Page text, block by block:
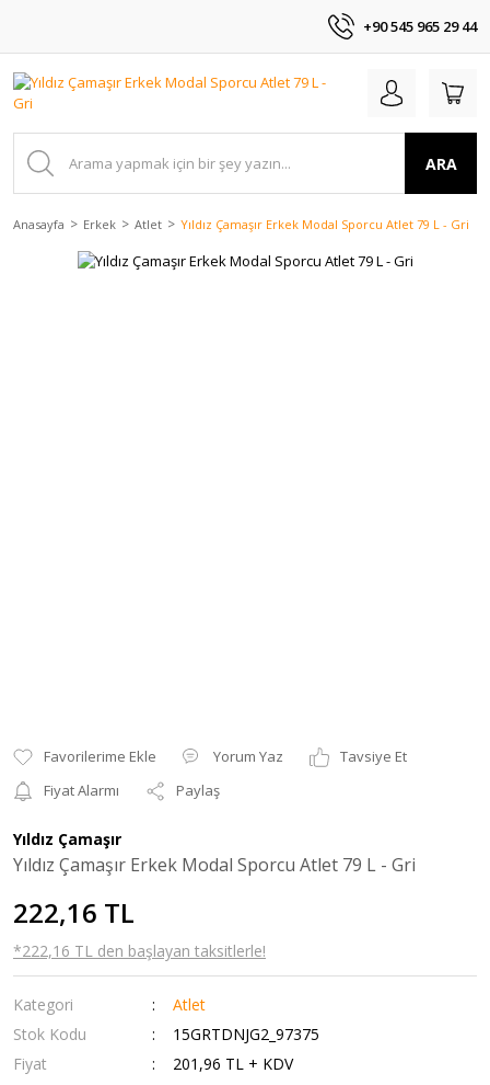
+90 545 965 29 44
ARA
Anasayfa Erkek Atlet Yıldız Çamaşır Erkek Modal Sporcu Atlet 79 L - Gri
Yorum Yaz
Tavsiye Et
Fiyat Alarmı
Paylaş
Yıldız Çamaşır
Yıldız Çamaşır Erkek Modal Sporcu Atlet 79 L - Gri
222,16 TL
*222,16 TL den başlayan taksitlerle!
Kategori
Atlet
Stok Kodu
15GRTDNJG2_97375
Fiyat
201,96 TL + KDV